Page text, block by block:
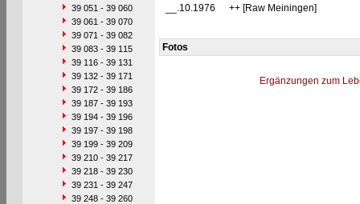
39 051 - 39 060
39 061 - 39 070
39 071 - 39 082
39 083 - 39 115
39 116 - 39 131
39 132 - 39 171
39 172 - 39 186
39 187 - 39 193
39 194 - 39 196
39 197 - 39 198
39 199 - 39 209
39 210 - 39 217
39 218 - 39 230
39 231 - 39 247
39 248 - 39 260
__.10.1976
++ [Raw Meiningen]
Fotos
Ergänzungen zum